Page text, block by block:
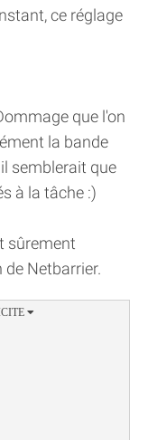
ce réglage
que l'on
la bande
semblerait que
à la tâche :)
sûrement
Netbarrier.